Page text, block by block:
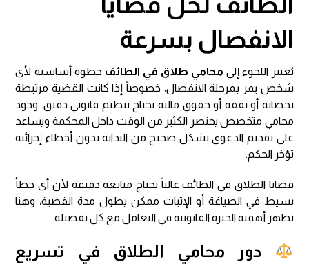
الانفصال بسرعة
يُعتبر اللجوء إلى محامي طلاق في الطائف خطوة أساسية لأي
شخص يمر بمرحلة الانفصال، خصوصاً إذا كانت القضية مرتبطة
بحضانة أو نفقة أو حقوق مالية تحتاج تنظيم قانوني دقيق. وجود
محامي متخصص يختصر الكثير من الوقت داخل المحكمة ويساعد
على تقديم الدعوى بشكل صحيح من البداية بدون أخطاء إجرائية
تؤخر الحكم.
قضايا الطلاق في الطائف غالباً تحتاج متابعة دقيقة لأن أي خطأ
بسيط في الصياغة أو الإثبات ممكن يطول مدة القضية، وهنا
تظهر أهمية الخبرة القانونية في التعامل مع كل تفصيلة.
دور محامي الطلاق في تسريع